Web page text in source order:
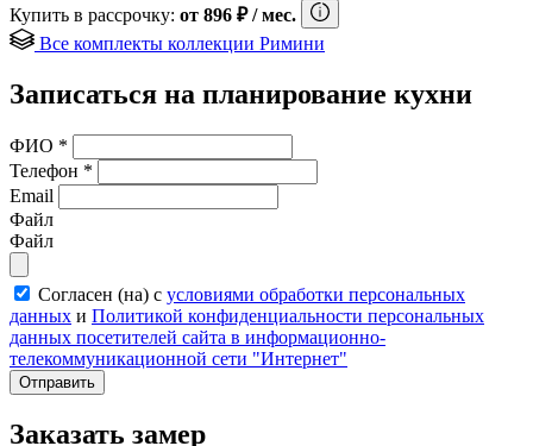
Купить в рассрочку: от 896 ₽/ мес.
Все комплекты коллекции Римини
Записаться на планирование кухни
ФИО *
Телефон *
Email
Файл
Файл
Согласен (на) с условиями обработки персональных
данных и Политикой конфиденциальности персональных
данных посетителей сайта в информационно-
телекоммуникационной сети "Интернет"
Отправить
Заказать замер